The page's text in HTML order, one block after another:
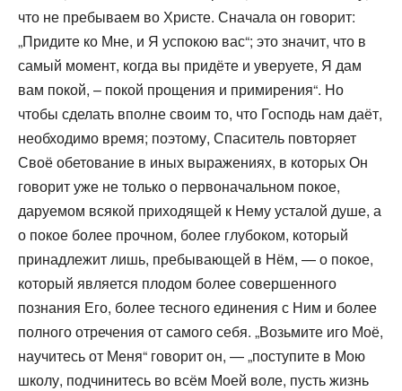
что не пребываем во Христе. Сначала он говорит:
„Придите ко Мне, и Я успокою вас“; это значит, что в
самый момент, когда вы придёте и уверуете, Я дам
вам покой, – покой прощения и примирения“. Но
чтобы сделать вполне своим то, что Господь нам даёт,
необходимо время; поэтому, Спаситель повторяет
Своё обетование в иных выражениях, в которых Он
говорит уже не только о первоначальном покое,
даруемом всякой приходящей к Нему усталой душе, а
о покое более прочном, более глубоком, который
принадлежит лишь, пребывающей в Нём, — о покое,
который является плодом более совершенного
познания Его, более тесного единения с Ним и более
полного отречения от самого себя. „Возьмите иго Моё,
научитесь от Меня“ говорит он, — „поступите в Мою
школу, подчинитесь во всём Моей воле, пусть жизнь